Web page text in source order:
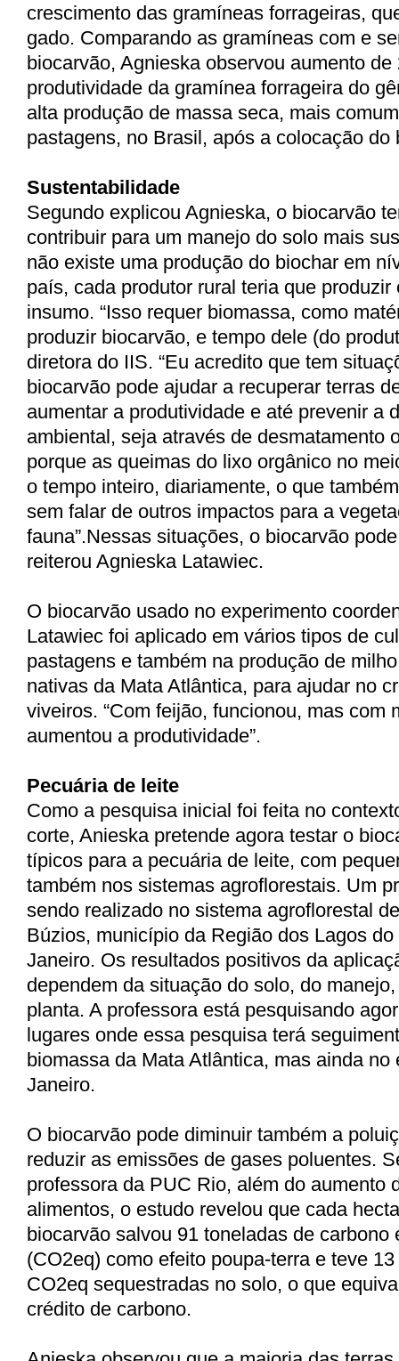
crescimento das gramíneas forrageiras,
gado. Comparando as gramíneas com e
biocarvão, Agnieska observou aumento de
produtividade da gramínea forrageira do
alta produção de massa seca, mais
pastagens, no Brasil, após a colocação do
Sustentabilidade
Segundo explicou Agnieska, o biocarvão
contribuir para um manejo do solo mais
não existe uma produção do biochar em
país, cada produtor rural teria que produzir
insumo. “Isso requer biomassa, como
produzir biocarvão, e tempo dele (do
diretora do IIS. “Eu acredito que tem
biocarvão pode ajudar a recuperar terras
aumentar a produtividade e até prevenir a
ambiental, seja através de desmatamento
porque as queimas do lixo orgânico no
o tempo inteiro, diariamente, o que
sem falar de outros impactos para a
fauna”.Nessas situações, o biocarvão
reiterou Agnieska Latawiec.
O biocarvão usado no experimento
Latawiec foi aplicado em vários tipos de
pastagens e também na produção de
nativas da Mata Atlântica, para ajudar no
viveiros. “Com feijão, funcionou, mas com
aumentou a produtividade”.
Pecuária de leite
Como a pesquisa inicial foi feita no
corte, Anieska pretende agora testar o
típicos para a pecuária de leite, com
também nos sistemas agroflorestais. Um
sendo realizado no sistema agroflorestal
Búzios, município da Região dos Lagos
Janeiro. Os resultados positivos da
dependem da situação do solo, do
planta. A professora está pesquisando
lugares onde essa pesquisa terá
biomassa da Mata Atlântica, mas ainda no
Janeiro.
O biocarvão pode diminuir também a
reduzir as emissões de gases poluentes.
professora da PUC Rio, além do aumento
alimentos, o estudo revelou que cada
biocarvão salvou 91 toneladas de carbono
(CO2eq) como efeito poupa-terra e teve
CO2eq sequestradas no solo, o que
crédito de carbono.